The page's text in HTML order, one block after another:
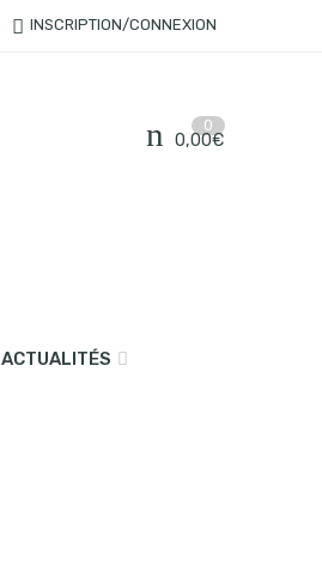
INSCRIPTION/CONNEXION
0
0,00€
ACTUALITÉS